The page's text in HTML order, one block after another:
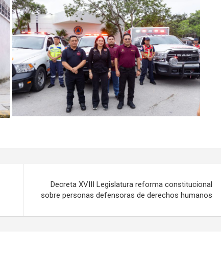
Decreta XVIII Legislatura reforma constitucional
sobre personas defensoras de derechos humanos